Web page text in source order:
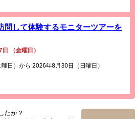
問して体験するモニターツアーを
（金曜日）
日）から 2026年8月30日（日曜日）
たか？